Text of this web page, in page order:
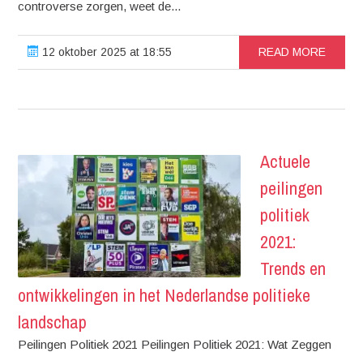
controverse zorgen, weet de...
12 oktober 2025 at 18:55 READ MORE
Actuele
peilingen
politiek
2021:
Trends en
ontwikkelingen in het Nederlandse politieke
landschap
Peilingen Politiek 2021 Peilingen Politiek 2021: Wat Zeggen